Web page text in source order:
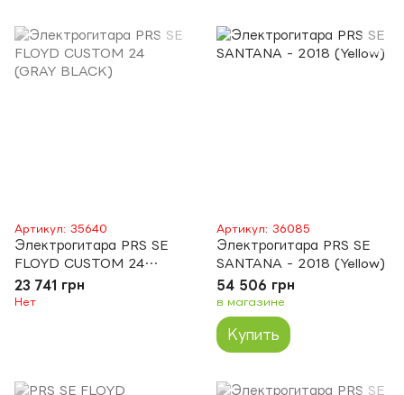
Артикул: 35640
Электрогитара PRS SE
FLOYD CUSTOM 24
(GRAY BLACK)
23 741 грн
Нет
Артикул: 36085
Электрогитара PRS SE
SANTANA - 2018 (Yellow)
54 506 грн
в магазине
Купить